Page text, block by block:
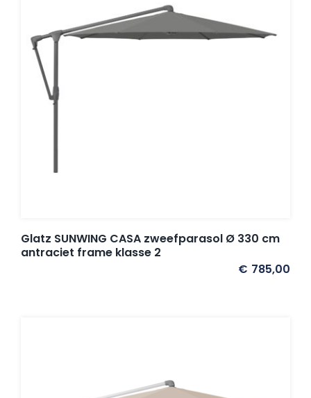
Glatz SUNWING CASA zweefparasol Ø 330 cm
antraciet frame klasse 2
€ 785,00